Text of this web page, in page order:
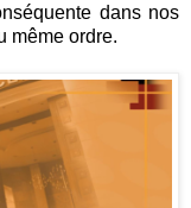
dans nos
même ordre.